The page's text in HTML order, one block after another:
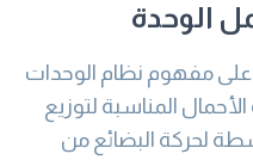
الوحدة
على مفهوم نظام الوحدات
المناسبة لتوزيع
لحركة البضائع من